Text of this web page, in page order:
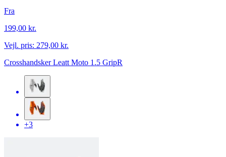
Fra
199,00 kr.
Vejl. pris: 279,00 kr.
Crosshandsker Leatt Moto 1.5 GripR
+3